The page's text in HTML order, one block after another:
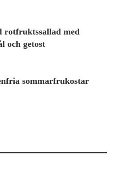
rotfruktssallad med
och getost
sommarfrukostar